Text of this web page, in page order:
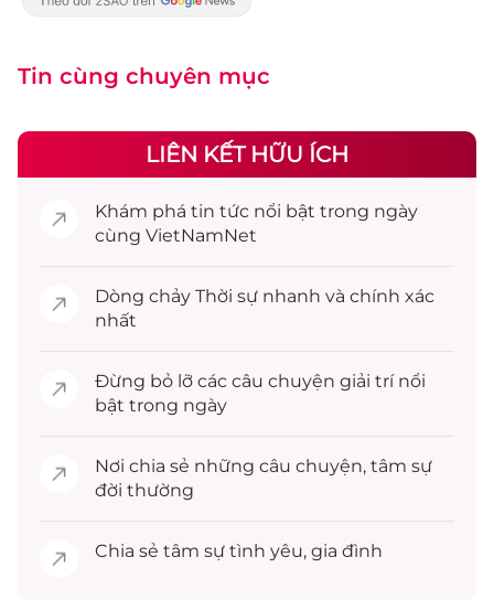
Tin cùng chuyên mục
LIÊN KẾT HỮU ÍCH
Khám phá tin tức nổi bật trong ngày
cùng VietNamNet
Dòng chảy Thời sự nhanh và chính xác
nhất
Đừng bỏ lỡ các câu chuyện giải trínổi
bật trong ngày
Nơi chia sẻ những câu chuyện, tâm sự
đời thường
Chia sẻ tâm sự tình yêu, gia đình